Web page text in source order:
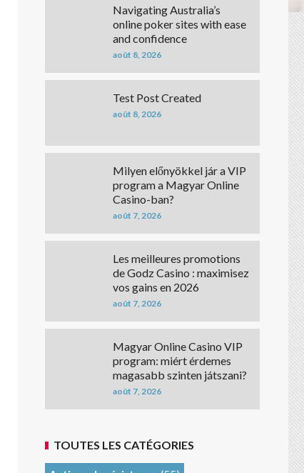
Navigating Australia’s
online poker sites with ease
and confidence
août 8, 2026
Test Post Created
août 8, 2026
Milyen előnyökkel jár a VIP
program a Magyar Online
Casino-ban?
août 7, 2026
Les meilleures promotions
de Godz Casino : maximisez
vos gains en 2026
août 7, 2026
Magyar Online Casino VIP
program: miért érdemes
magasabb szinten játszani?
août 7, 2026
TOUTES LES CATÉGORIES